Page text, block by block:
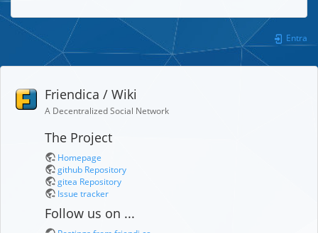
Entra
Friendica / Wiki
A Decentralized Social Network
The Project
Homepage
github Repository
gitea Repository
Issue tracker
Follow us on ...